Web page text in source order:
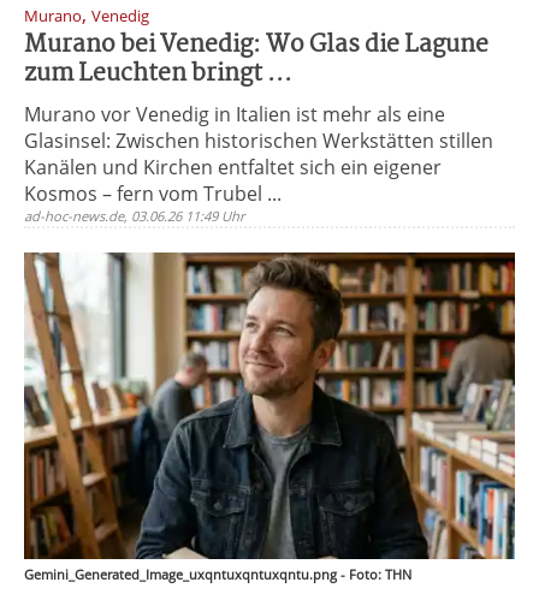
Murano, Venedig
Murano bei Venedig: Wo Glas die Lagune
zum Leuchten bringt ...
Murano vor Venedig in Italien ist mehr als eine
Glasinsel: Zwischen historischen Werkstätten stillen
Kanälen und Kirchen entfaltet sich ein eigener
Kosmos – fern vom Trubel ...
ad-hoc-news.de, 03.06.26 11:49 Uhr
Gemini_Generated_Image_uxqntuxqntuxqntu.png - Foto: THN